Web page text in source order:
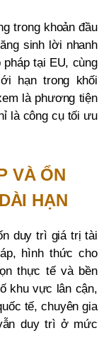
trong khoản đầu
sinh lời nhanh
tại EU, cùng
hạn trong khối
là phương tiện
là công cụ tối ưu
VÀ ỔN
HẠN
duy trì giá trị tài
hình thức cho
thực tế và bền
khu vực lân cận,
tế, chuyên gia
duy trì ở mức